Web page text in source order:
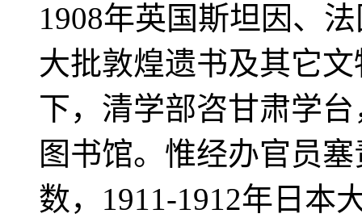
1908年英国斯坦因、
大批敦煌遗书及其它
下，清学部咨甘肃学
图书馆。惟经办官员
数，1911-1912年日本